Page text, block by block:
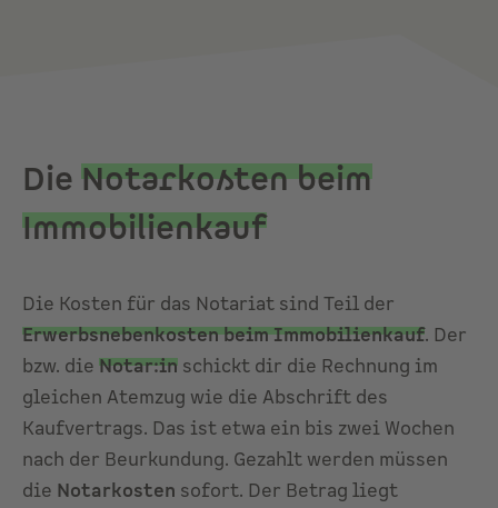
Die Notarkosten beim
Immobilienkauf
Die Kosten für das Notariat sind Teil der
Erwerbsnebenkosten beim Immobilienkauf. Der
bzw. die Notar:in schickt dir die Rechnung im
gleichen Atemzug wie die Abschrift des
Kaufvertrags. Das ist etwa ein bis zwei Wochen
nach der Beurkundung. Gezahlt werden müssen
die Notarkosten sofort. Der Betrag liegt